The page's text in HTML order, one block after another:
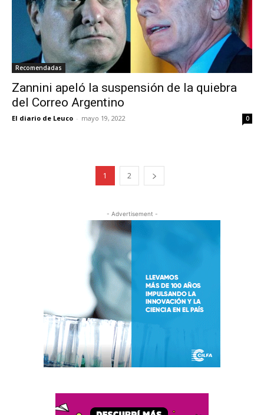
Recomendadas
Zannini apeló la suspensión de la quiebra
del Correo Argentino
El diario de Leuco - mayo 19, 2022 0
1 2
- Advertisement -